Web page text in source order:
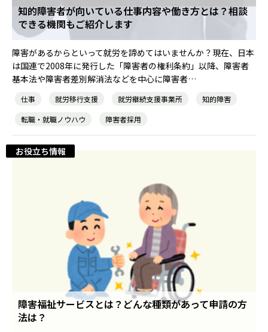
知的障害者が向いている仕事内容や働き方とは？相談
できる機関もご紹介します
障害があるからといって就労を諦めてはいませんか？現在、日本
は国連で2008年に発行した「障害者の権利条約」以降、障害者
基本法や障害者差別解消法などを中心に障害者…
仕事 就労移行支援 就労継続支援事業所
知的障害
転職・就職ノウハウ
障害者採用
お役立ち情報
障害福祉サービスとは？どんな種類があって申請の方
法は？